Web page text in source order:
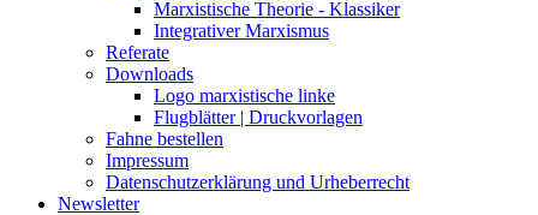
Marxistische Theorie - Klassiker
Integrativer Marxismus
Referate
Downloads
Logo marxistische linke
Flugblätter | Druckvorlagen
Fahne bestellen
Impressum
Datenschutzerklärung und Urheberrecht
Newsletter